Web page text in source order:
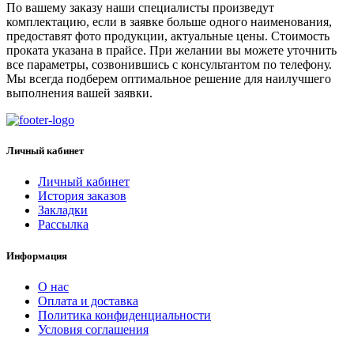
По вашему заказу наши специалисты произведут
комплектацию, если в заявке больше одного наименования,
предоставят фото продукции, актуальные цены. Стоимость
проката указана в прайсе. При желании вы можете уточнить
все параметры, созвонившись с консультантом по телефону.
Мы всегда подберем оптимальное решение для наилучшего
выполнения вашей заявки.
Личный кабинет
Личный кабинет
История заказов
Закладки
Рассылка
Информация
О нас
Оплата и доставка
Политика конфиденциальности
Условия соглашения